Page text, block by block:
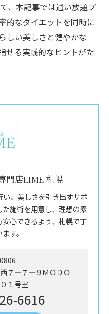
、本記事では通い放題プ
的なダイエットを同時に
しい美しさと健やかな
せる実践的なヒントがた
門店LIME 札幌
い、美しさを引き出すサポ
施術を用意し、理想の素
心できるよう、札幌で丁
す。
西７―７―９ＭＯＤＯ
１号室
6616